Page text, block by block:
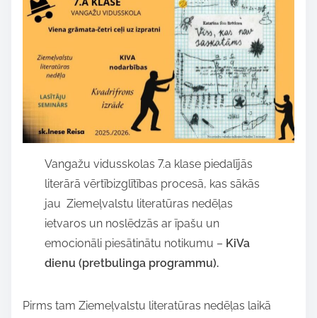
e
p
o
Vangažu vidusskolas 7.a klase piedalījās
literārā vērtībizglītības procesā, kas sākās
jau Ziemeļvalstu literatūras nedēļas
ietvaros un noslēdzās ar īpašu un
emocionāli piesātinātu notikumu – KiVa
dienu (pretbulinga programmu).
Pirms tam Ziemeļvalstu literatūras nedēļas laikā